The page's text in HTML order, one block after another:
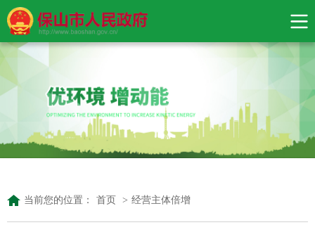
当前您的位置： 首页 > 经营主体倍增